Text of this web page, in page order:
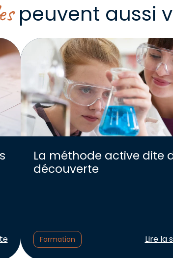
peuvent aussi
:
La méthode active dite
découverte
Formation Lire
Lire la